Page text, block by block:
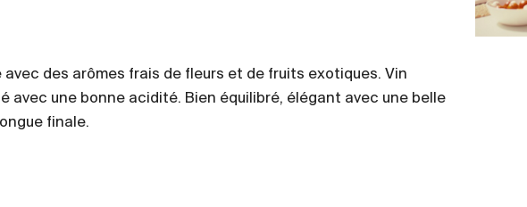
avec des arômes frais de fleurs et de fruits exotiques. Vin
avec une bonne acidité. Bien équilibré, élégant avec une belle
finale.